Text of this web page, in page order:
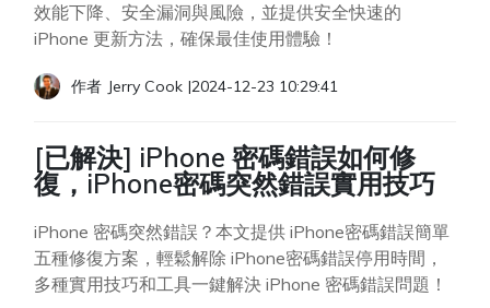
效能下降、安全漏洞與風險，並提供安全快速的
iPhone 更新方法，確保最佳使用體驗！
作者 Jerry Cook |2024-12-23 10:29:41
[已解決] iPhone 密碼錯誤如何修
復，iPhone密碼突然錯誤實用技巧
iPhone 密碼突然錯誤？本文提供 iPhone密碼錯誤簡單
五種修復方案，輕鬆解除 iPhone密碼錯誤停用時間，
多種實用技巧和工具一鍵解決 iPhone 密碼錯誤問題！